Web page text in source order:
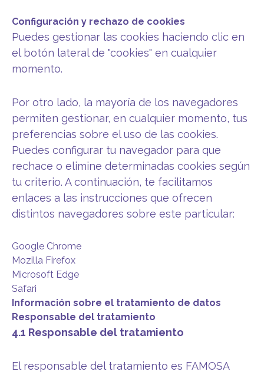
Configuración y rechazo de cookies
Puedes gestionar las cookies haciendo clic en
el botón lateral de "cookies" en cualquier
momento.
Por otro lado, la mayoría de los navegadores
permiten gestionar, en cualquier momento, tus
preferencias sobre el uso de las cookies.
Puedes configurar tu navegador para que
rechace o elimine determinadas cookies según
tu criterio. A continuación, te facilitamos
enlaces a las instrucciones que ofrecen
distintos navegadores sobre este particular:
Google Chrome
Mozilla Firefox
Microsoft Edge
Safari
Información sobre el tratamiento de datos
Responsable del tratamiento
4.1 Responsable del tratamiento
El responsable del tratamiento es FAMOSA